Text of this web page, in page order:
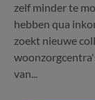
zelf minder te
hebben qua
zoekt nieuwe
van...